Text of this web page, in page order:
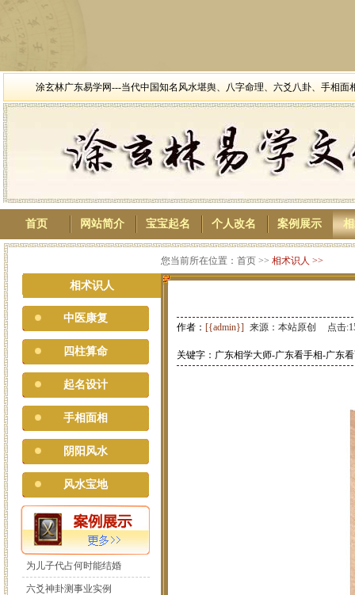
涂玄林广东易学网---当代中国知名风水堪舆、八字命理、六爻八卦、手相
首页 网站简介 宝宝起名 个人改名 案例展示
相术识人
中医康复
四柱算命
起名设计
手相面相
阴阳风水
风水宝地
为儿子代占何时能结婚
六爻神卦测事业实例
您当前所在位置：首页 >> 相术识人 >>
作者： [{admin}] 来源：本站原创 点击
关键字：广东相学大师-广东看手相-广东